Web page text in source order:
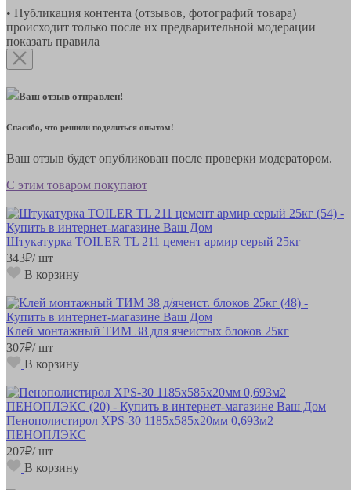
• Публикация контента (отзывов, фотографий товара)
происходит только после их предварительной модерации
показать правила
Ваш отзыв отправлен!
Спасибо, что решили поделиться опытом!
Ваш отзыв будет опубликован после проверки модератором.
С этим товаром покупают
Штукатурка TOILER TL 211 цемент армир серый 25кг
343₽/ шт
В корзину
Клей монтажный ТИМ 38 для ячеистых блоков 25кг
307₽/ шт
В корзину
Пенополистирол XPS-30 1185х585х20мм 0,693м2
ПЕНОПЛЭКС
207₽/ шт
В корзину